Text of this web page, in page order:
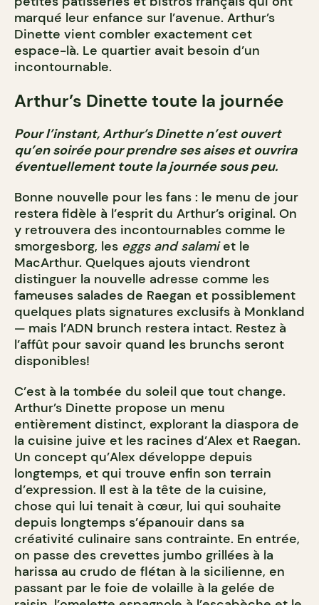
marqué leur enfance sur l’avenue. Arthur’s
Dinette vient combler exactement cet
espace-là. Le quartier avait besoin d’un
incontournable.
Arthur’s Dinette toute la journée
Pour l’instant, Arthur’s Dinette n’est ouvert
qu’en soirée pour prendre ses aises et ouvrira
éventuellement toute la journée sous peu.
Bonne nouvelle pour les fans : le menu de jour
restera fidèle à l’esprit du Arthur’s original. On
y retrouvera des incontournables comme le
smorgesborg, les eggs and salamiet le
MacArthur. Quelques ajouts viendront
distinguer la nouvelle adresse comme les
fameuses salades de Raegan et possiblement
quelques plats signatures exclusifs à Monkland
— mais l’ADN brunch restera intact. Restez à
l’affût pour savoir quand les brunchs seront
disponibles!
C’est à la tombée du soleil que tout change.
Arthur’s Dinette propose un menu
entièrement distinct, explorant la diaspora de
la cuisine juive et les racines d’Alex et Raegan.
Un concept qu’Alex développe depuis
longtemps, et qui trouve enfin son terrain
d’expression. Il est à la tête de la cuisine,
chose qui lui tenait à cœur, lui qui souhaite
depuis longtemps s’épanouir dans sa
créativité culinaire sans contrainte. En entrée,
on passe des crevettes jumbo grillées à la
harissa au crudo de flétan à la sicilienne, en
passant par le foie de volaille à la gelée de